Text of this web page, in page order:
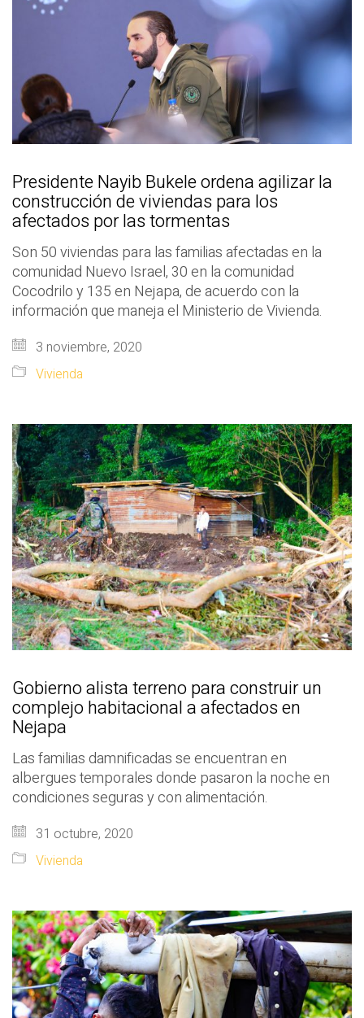
Presidente Nayib Bukele ordena agilizar la
construcción de viviendas para los
afectados por las tormentas
Son 50 viviendas para las familias afectadas en la
comunidad Nuevo Israel, 30 en la comunidad
Cocodrilo y 135 en Nejapa, de acuerdo con la
información que maneja el Ministerio de Vivienda.
3 noviembre, 2020
Vivienda
Gobierno alista terreno para construir un
complejo habitacional a afectados en
Nejapa
Las familias damnificadas se encuentran en
albergues temporales donde pasaron la noche en
condiciones seguras y con alimentación.
31 octubre, 2020
Vivienda